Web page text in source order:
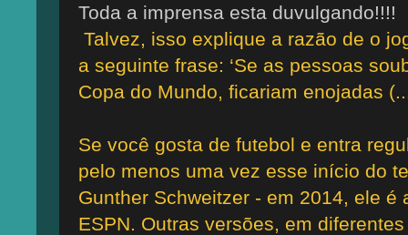
Toda a imprensa esta duvulgando!!!!
Talvez, isso explique a razão de o
a seguinte frase: ‘Se as pessoas
Copa do Mundo, ficariam enojadas
Se você gosta de futebol e entra
pelo menos uma vez esse início do
Gunther Schweitzer - em 2014, ele é
ESPN. Outras versões, em